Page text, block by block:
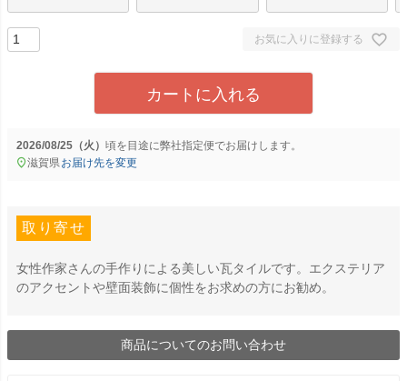
お気に入りに登録する
カートに入れる
2026/08/25（火） に弊社指定便でお届けします。
滋賀県お届け先を変更
取り寄せ
女性作家さんの手作りによる美しい瓦タイルです。エクステリア
のアクセントや壁面装飾に個性をお求めの方にお勧め。
商品についてのお問い合わせ